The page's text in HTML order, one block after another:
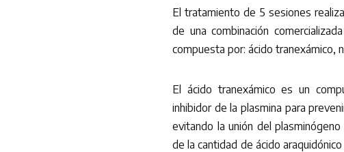
El tratamiento de 5 sesiones
de una combinación
compuesta por: ácido tranexámico,
El ácido tranexámico es un
inhibidor de la plasmina para
evitando la unión del
de la cantidad de ácido